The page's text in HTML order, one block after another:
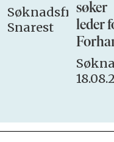
Søknadsfrist:
Snarest
søker
leder